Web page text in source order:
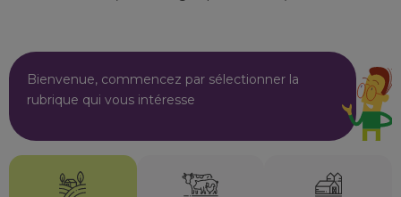
Bienvenue, commencez par sélectionner la
rubrique qui vous intéresse